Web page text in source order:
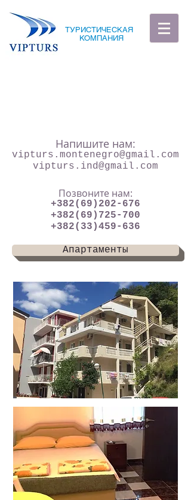
ТУРИСТИЧЕСКАЯ
КОМПАНИЯ
Напишите нам:
vipturs.montenegro@gmail.com
vipturs.ind@gmail.com
Позвоните нам:
+382(69)202-676
+382(69)725-700
+382(33)459-636
Апартаменты